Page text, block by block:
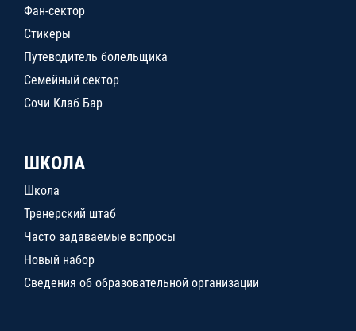
Фан-сектор
Стикеры
Путеводитель болельщика
Семейный сектор
Сочи Клаб Бар
ШКОЛА
Школа
Тренерский штаб
Часто задаваемые вопросы
Новый набор
Сведения об образовательной организации